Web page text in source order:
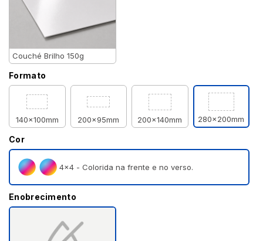
Couché Brilho 150g
Formato
140x100mm 200x95mm 200x140mm 280x200mm
Cor
4×4 - Colorida na frente e no verso.
Enobrecimento